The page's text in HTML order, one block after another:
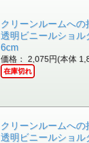
クリーンルームへ
透明ビニールショル
6cm
価格： 2,075円(本体
在庫切れ
クリーンルームへ
透明ビニールショル